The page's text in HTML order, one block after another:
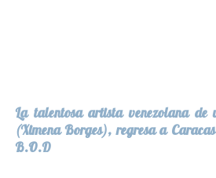
La talentosa artista venezolana
(Ximena Borges), regresa a
B.O.D